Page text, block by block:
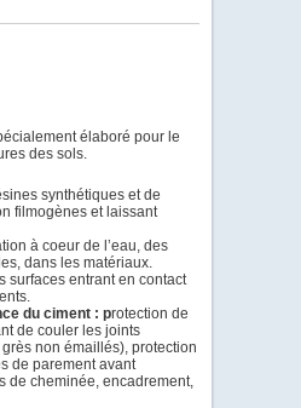
élaboré pour le
des sols.
synthétiques et de
filmogènes et laissant
à coeur de l’eau, des
dans les matériaux.
surfaces entrant en contact
du ciment : protection de
de couler les joints
non émaillés), protection
de parement avant
de cheminée, encadrement,